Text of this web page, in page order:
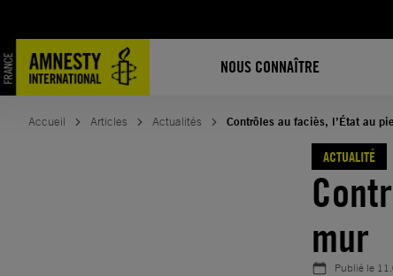
NOUS CONNAÎTRE
contenu
Accueil Articles Actualités Contrôles au faciès, l’État au
ACTUALITÉ
mur
Publié le